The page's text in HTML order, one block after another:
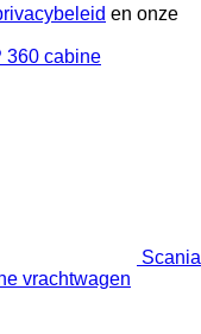
en onze
Scania
vrachtwagen